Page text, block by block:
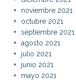
noviembre 2021
octubre 2021
septiembre 2021
agosto 2021
julio 2021
junio 2021
mayo 2021